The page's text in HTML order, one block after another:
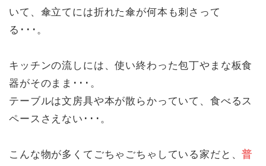
いて、傘立てには折れた傘が何本も刺さって
る･･･。
キッチンの流しには、使い終わった包丁やまな板食
器がそのまま･･･。
テーブルは文房具や本が散らかっていて、食べるス
ペースさえない･･･。
こんな物が多くてごちゃごちゃしている家だと、普